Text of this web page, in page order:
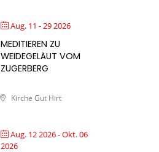
Aug. 11 - 29 2026
MEDITIEREN ZU
WEIDEGELÄUT VOM
ZUGERBERG
Kirche Gut Hirt
Aug. 12 2026- Okt. 06
2026